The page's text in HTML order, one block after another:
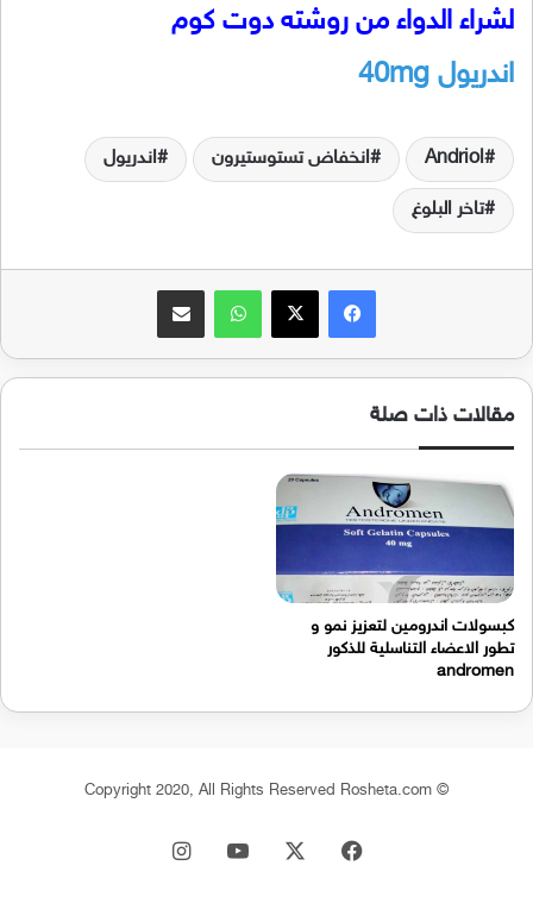
لشراء الدواء من روشته دوت كوم
اندريول 40mg
Andriol انخفاض تستوستيرون اندريول
تاخر البلوغ
فيسبوك واتساب
مقالات ذات صلة
كبسولات اندرومين لتعزيز نمو و
تطور الاعضاء التناسلية للذكور
andromen
© Copyright 2020, All Rights Reserved Rosheta.com
فيسبوك ‫YouTube